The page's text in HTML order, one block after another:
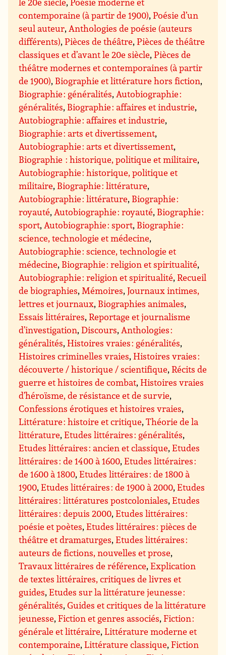
contemporaine (à partir de 1900),Poésie d’un
seul auteur,Anthologies de poésie (auteurs
différents),Pièces de théâtre,Pièces de théâtre
classiques et d’avant le 20e siècle,Pièces de
théâtre modernes et contemporaines (à partir
de 1900), Biographie et littérature hors fiction,
Biographie : généralités,Autobiographie :
généralités, Biographie : affaires et industrie,
Autobiographie : affaires et industrie,
Biographie : arts et divertissement,
Autobiographie : arts et divertissement,
Biographie : historique, politique et militaire,
Autobiographie : historique, politique et
militaire, Biographie : littérature,
Autobiographie : littérature, Biographie :
royauté,Autobiographie : royauté, Biographie :
sport,Autobiographie : sport, Biographie :
science, technologie et médecine,
Autobiographie : science, technologie et
médecine, Biographie : religion et spiritualité,
Autobiographie : religion et spiritualité,Recueil
de biographies,Mémoires,Journaux intimes,
lettres et journaux, Biographies animales,
Essais littéraires,Reportage et journalisme
d’investigation,Discours,Anthologies :
généralités,Histoires vraies : généralités,
Histoires criminelles vraies,Histoires vraies :
découverte / historique / scientifique,Récits de
guerre et histoires de combat,Histoires vraies
d’héroïsme, de résistance et de survie,
Confessions érotiques et histoires vraies,
Littérature : histoire et critique,Théorie de la
littérature,Etudes littéraires : généralités,
Etudes littéraires : ancien et classique,Etudes
littéraires : de 1400 à 1600,Etudes littéraires :
de 1600 à 1800,Etudes littéraires : de 1800 à
1900,Etudes littéraires : de 1900 à 2000,Etudes
littéraires : littératures postcoloniales,Etudes
littéraires : depuis 2000,Etudes littéraires :
poésie et poètes,Etudes littéraires : pièces de
théâtre et dramaturges,Etudes littéraires :
auteurs de fictions, nouvelles et prose,
Travaux littéraires de référence,Explication
de textes littéraires, critiques de livres et
guides,Etudes sur la littérature jeunesse :
généralités,Guides et critiques de la littérature
jeunesse,Fiction et genres associés,Fiction :
générale et littéraire,Littérature moderne et
contemporaine,Littérature classique,Fiction